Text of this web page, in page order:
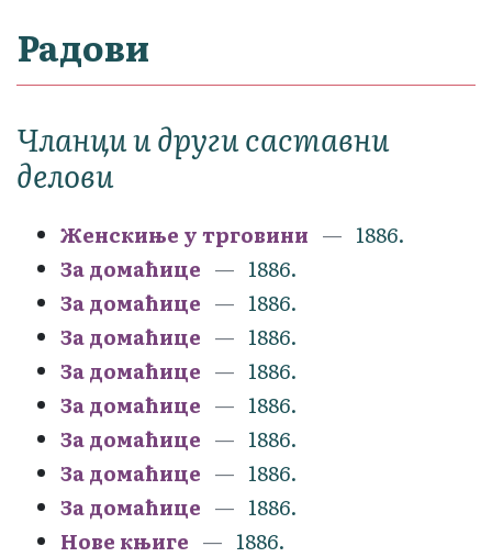
Радови
Чланци и други саставни
делови
Женскиње у трговини
1886.
За домаћице
1886.
За домаћице
1886.
За домаћице
1886.
За домаћице
1886.
За домаћице
1886.
За домаћице
1886.
За домаћице
1886.
За домаћице
1886.
Нове књиге
1886.